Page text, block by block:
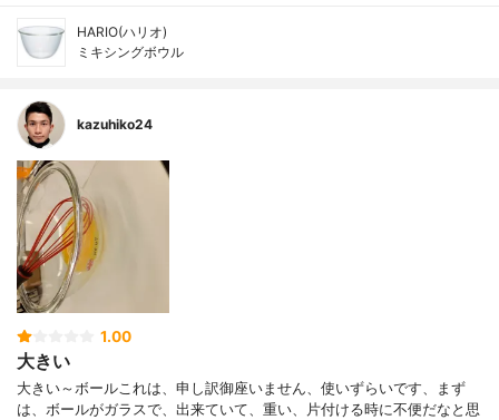
HARIO(ハリオ)
ミキシングボウル
kazuhiko24
1.00
大きい
大きい～ボールこれは、申し訳御座いません、使いずらいです、まず
は、ボールがガラスで、出来ていて、重い、片付ける時に不便だなと思